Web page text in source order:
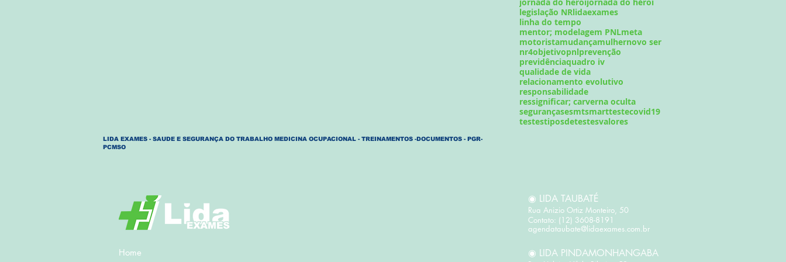
legislação NRlidaexames
linha do tempo
mentor; modelagem PNLmeta
motoristamudançamulhernovo ser
nr4objetivopnlprevenção
previdênciaquadro iv
qualidade de vida
relacionamento evolutivo
responsabilidade
ressignificar; carverna oculta
segurançasesmtsmarttestecovid19
testestiposdetestesvalores
LIDA EXAMES - SAUDE E SEGURANÇA DO TRABALHO MEDICINA OCUPACIONAL - TREINAMENTOS -DOCUMENTOS - PGR-
PCMSO
Home
◉ LIDA TAUBATÉ
Rua Anizio Ortiz Monteiro, 50 ​
Contato: (12) 3608-8191
agendataubate@lidaexames.com.br
◉ LIDA PINDAMONHANGABA